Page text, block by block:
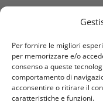
Per fornire le migliori
per memorizzare e/o
consenso a queste
comportamento di
acconsentire o ritirare il
caratteristiche e funzioni.
Contatti
SEGUICI SUI